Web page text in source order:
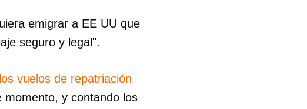
emigrar a EE UU que
seguro y legal".
vuelos de repatriación
momento, y contando los